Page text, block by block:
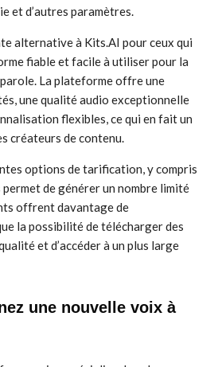
et d’autres paramètres.
alternative à Kits.AI pour ceux qui
fiable et facile à utiliser pour la
La plateforme offre une
une qualité audio exceptionnelle
flexibles, ce qui en fait un
créateurs de contenu.
options de tarification, y compris
de générer un nombre limité
offrent davantage de
la possibilité de télécharger des
et d’accéder à un plus large
une nouvelle voix à